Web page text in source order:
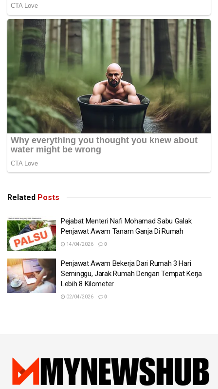
Related Posts
Pejabat Menteri Nafi Mohamad Sabu Galak
Penjawat Awam Tanam Ganja Di Rumah
14/04/2026 0
Penjawat Awam Bekerja Dari Rumah 3 Hari
Seminggu, Jarak Rumah Dengan Tempat Kerja
Lebih 8 Kilometer
02/04/2026 0